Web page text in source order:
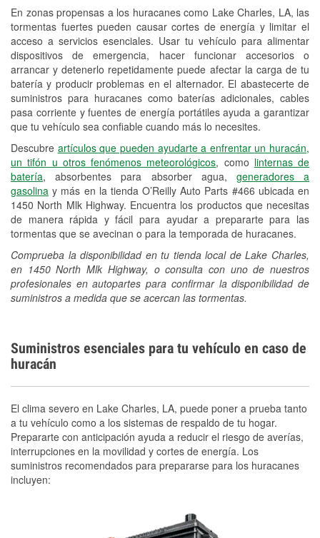
En zonas propensas a los huracanes como Lake Charles, LA, las
tormentas fuertes pueden causar cortes de energía y limitar el
acceso a servicios esenciales. Usar tu vehículo para alimentar
dispositivos de emergencia, hacer funcionar accesorios o
arrancar y detenerlo repetidamente puede afectar la carga de tu
batería y producir problemas en el alternador. El abastecerte de
suministros para huracanes como baterías adicionales, cables
pasa corriente y fuentes de energía portátiles ayuda a garantizar
que tu vehículo sea confiable cuando más lo necesites.
Descubre artículos que pueden ayudarte a enfrentar un huracán,
un tifón u otros fenómenos meteorológicos, como linternas de
batería, absorbentes para absorber agua, generadores a
gasolina y más en la tienda O’Reilly Auto Parts #466 ubicada en
1450 North Mlk Highway. Encuentra los productos que necesitas
de manera rápida y fácil para ayudar a prepararte para las
tormentas que se avecinan o para la temporada de huracanes.
Comprueba la disponibilidad en tu tienda local de Lake Charles,
en 1450 North Mlk Highway, o consulta con uno de nuestros
profesionales en autopartes para confirmar la disponibilidad de
suministros a medida que se acercan las tormentas.
freno
Hurricane Supplies
Tornado Supplies
Conoce más
Suministros esenciales para tu vehículo en caso de
huracán
El clima severo en Lake Charles, LA, puede poner a prueba tanto
a tu vehículo como a los sistemas de respaldo de tu hogar.
Prepararte con anticipación ayuda a reducir el riesgo de averías,
interrupciones en la movilidad y cortes de energía. Los
suministros recomendados para prepararse para los huracanes
incluyen: